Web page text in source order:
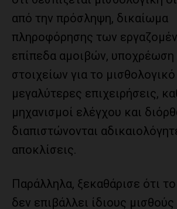
από την πρόσληψη, δικαίωμα
πληροφόρησης των
επίπεδα αμοιβών,
στοιχείων για το
μεγαλύτερες επιχειρήσεις,
μηχανισμοί ελέγχου και
διαπιστώνονται
αποκλίσεις.
Παράλληλα, ξεκαθάρισε ότι
δεν επιβάλλει ίδιους